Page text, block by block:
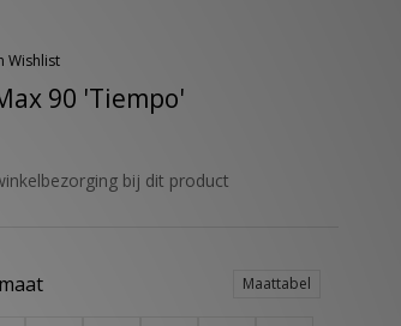
Wishlist
90 'Tiempo'
bij dit product
Maattabel